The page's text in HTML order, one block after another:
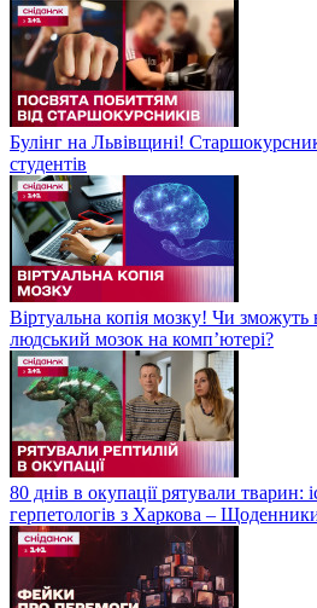
Булінг на Львівщині!
студентів
Віртуальна копія мозку! Чи зможуть
людський мозок на компʼютері?
80 днів в окупації рятували тварин:
герпетологів з Харкова –